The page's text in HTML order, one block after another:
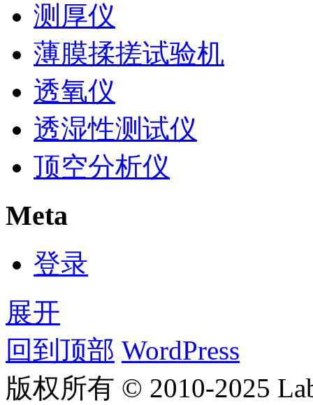
测厚仪
薄膜揉搓试验机
透氧仪
透湿性测试仪
顶空分析仪
Meta
登录
展开
回到顶部 WordPress
版权所有 © 2010-2025